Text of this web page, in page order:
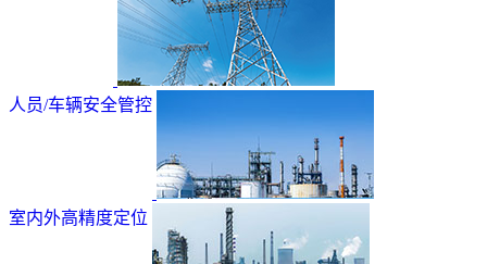
人员/车辆安全管控
室内外高精度定位